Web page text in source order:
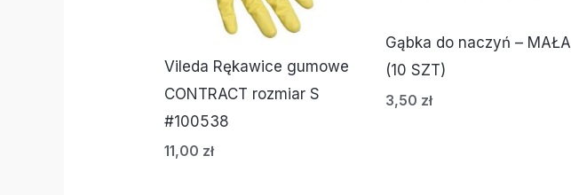
Vileda Rękawice gumowe
CONTRACT rozmiar S
#100538
11,00 zł
Gąbka do naczyń – MAŁA
(10 SZT)
3,50 zł